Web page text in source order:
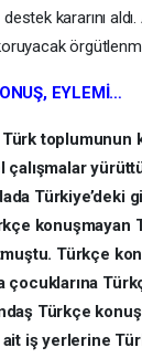
kararını
EYLEMİ…
toplumunun
çalışmalar
Türkiye’deki
konuşmayan
Türkçe
çocuklarına
Türkçe
iş yerlerine